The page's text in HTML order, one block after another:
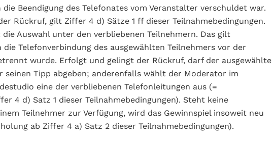
Beendigung des Telefonates vom Veranstalter verschuldet war.
Rückruf, gilt Ziffer 4 d) Sätze 1 ff dieser Teilnahmebedingungen.
Auswahl unter den verbliebenen Teilnehmern. Das gilt
Telefonverbindung des ausgewählten Teilnehmers vor der
wurde. Erfolgt und gelingt der Rückruf, darf der ausgewählte
seinen Tipp abgeben; anderenfalls wählt der Moderator im
eine der verbliebenen Telefonleitungen aus (=
4 d) Satz 1 dieser Teilnahmebedingungen). Steht keine
Teilnehmer zur Verfügung, wird das Gewinnspiel insoweit neu
ab Ziffer 4 a) Satz 2 dieser Teilnahmebedingungen).